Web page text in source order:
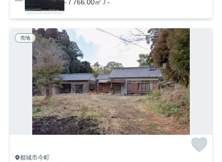
- / 766.00㎡ / -
売地
都城市今町